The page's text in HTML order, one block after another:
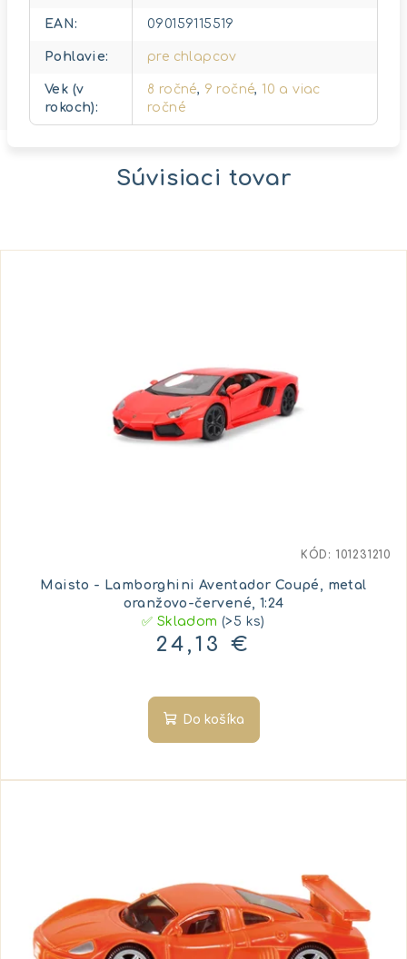
EAN: 090159115519
Pohlavie: pre chlapcov
Vek (v
rokoch):
8 ročné, 9 ročné,10 a viac
ročné
Súvisiaci tovar
Maisto - Lamborghini Aventador Coupé, metal
oranžovo-červené, 1:24
✅ Skladom(>5 ks)
24,13 €
Do košíka
KÓD: 101231210